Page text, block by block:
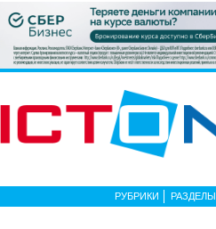
РУБРИКИ РАЗДЕЛЫ